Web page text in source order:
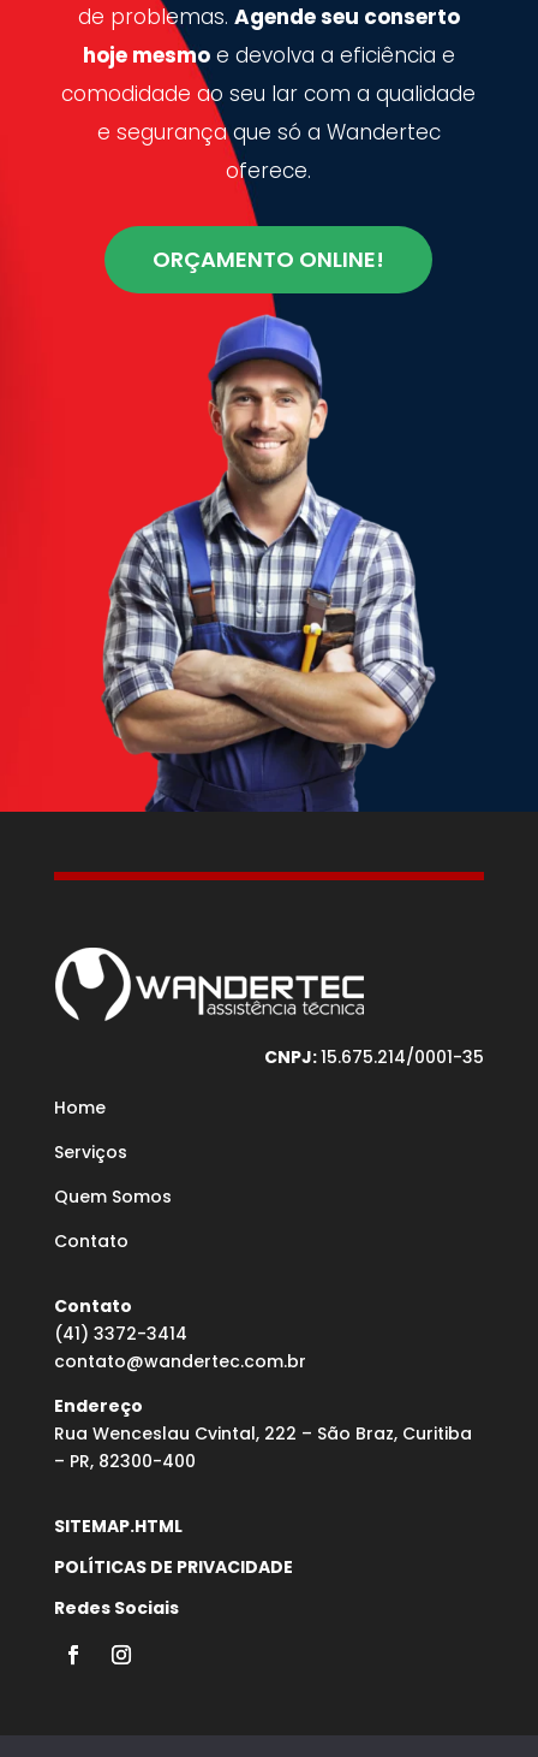
de problemas. Agende seu conserto
hoje mesmoe devolva a eficiência e
comodidade ao seu lar com a qualidade
e segurança que só a Wandertec
oferece.
ORÇAMENTO ONLINE!
CNPJ:15.675.214/0001-35
Home
Serviços
Quem Somos
Contato
Contato
(41) 3372-3414
contato@wandertec.com.br
Endereço
Rua Wenceslau Cvintal, 222 – São Braz, Curitiba
– PR, 82300-400
SITEMAP.HTML
POLÍTICAS DE PRIVACIDADE
Redes Sociais